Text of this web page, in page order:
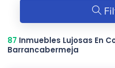
87 Inmuebles Lujosas En
Barrancabermeja